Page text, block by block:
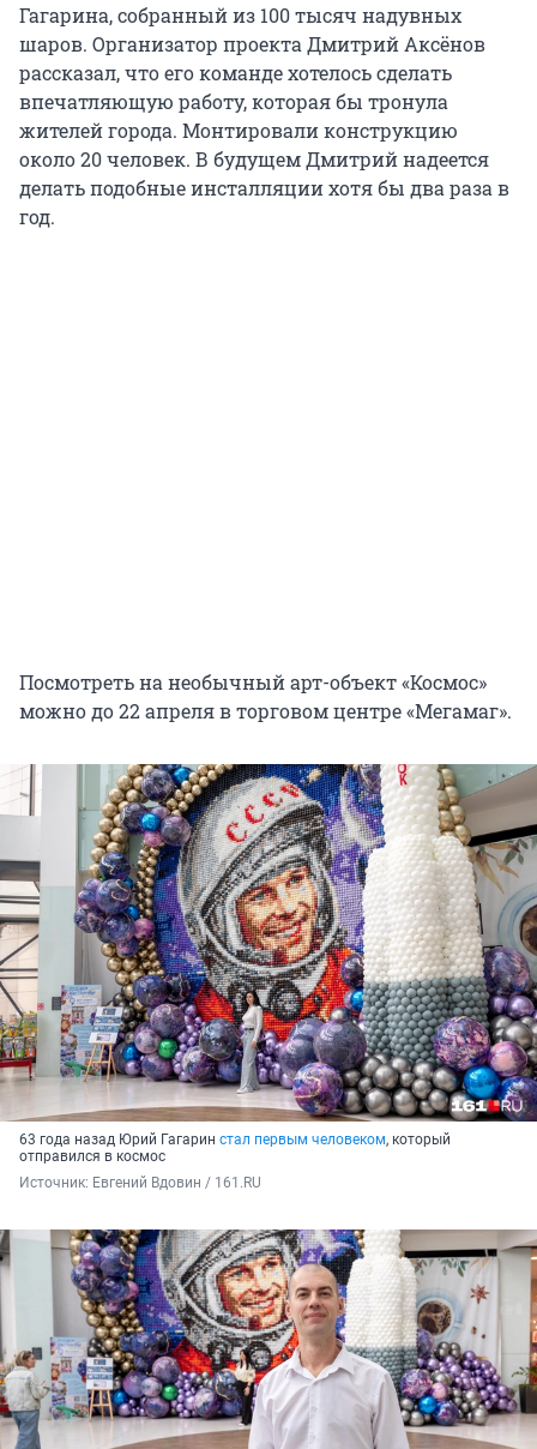
Гагарина, собранный из 100 тысяч надувных
шаров. Организатор проекта Дмитрий Аксёнов
рассказал, что его команде хотелось сделать
впечатляющую работу, которая бы тронула
жителей города. Монтировали конструкцию
около 20 человек. В будущем Дмитрий надеется
делать подобные инсталляции хотя бы два раза в
год.
Посмотреть на необычный арт-объект «Космос»
можно до 22 апреля в торговом центре «Мегамаг».
63 года назад Юрий Гагарин стал первым человеком, который
отправился в космос
Источник: Евгений Вдовин / 161.RU